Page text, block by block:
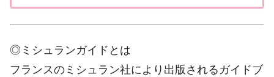
◎ミシュランガイドとは
フランスのミシュラン社により出版されるガイドブ